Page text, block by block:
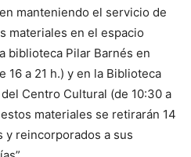
manteniendo el servicio de
materiales en el espacio
biblioteca Pilar Barnés en
16 a 21 h.) y en la Biblioteca
Centro Cultural (de 10:30 a
materiales se retirarán 14
y reincorporados a sus